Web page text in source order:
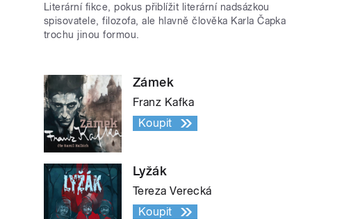
Literární fikce, pokus přiblížit literární nadsázkou
spisovatele, filozofa, ale hlavně člověka Karla Čapka
trochu jinou formou.
Zámek
Franz Kafka
Koupit
Lyžák
Tereza Verecká
Koupit